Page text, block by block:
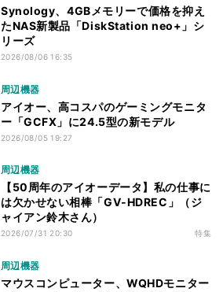
Synology、4GBメモリーで価格を抑え
たNAS新製品「DiskStation neo+」シ
リーズ
2026/08/06 16:35
周辺機器
アイオー、高コスパのゲーミングモニタ
ー「GCFX」に24.5型の新モデル
2026/08/05 19:27
周辺機器
【50周年のアイオーデータ】私の仕事に
は欠かせない相棒「GV-HDREC」（ジ
ャイアン鈴木さん）
2026/07/31 20:30 特集
周辺機器
マウスコンピューター、WQHDモニター